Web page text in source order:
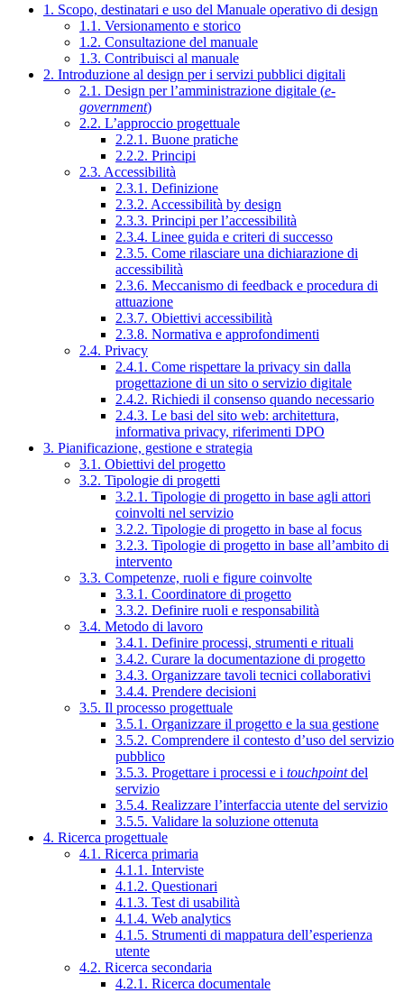
1. Scopo, destinatari e uso del Manuale operativo di design
1.1. Versionamento e storico
1.2. Consultazione del manuale
1.3. Contribuisci al manuale
2. Introduzione al design per i servizi pubblici digitali
2.1. Design per l’amministrazione digitale (e-
government)
2.2. L’approccio progettuale
2.2.1. Buone pratiche
2.2.2. Principi
2.3. Accessibilità
2.3.1. Definizione
2.3.2. Accessibilità by design
2.3.3. Principi per l’accessibilità
2.3.4. Linee guida e criteri di successo
2.3.5. Come rilasciare una dichiarazione di
accessibilità
2.3.6. Meccanismo di feedback e procedura di
attuazione
2.3.7. Obiettivi accessibilità
2.3.8. Normativa e approfondimenti
2.4. Privacy
2.4.1. Come rispettare la privacy sin dalla
progettazione di un sito o servizio digitale
2.4.2. Richiedi il consenso quando necessario
2.4.3. Le basi del sito web: architettura,
informativa privacy, riferimenti DPO
3. Pianificazione, gestione e strategia
3.1. Obiettivi del progetto
3.2. Tipologie di progetti
3.2.1. Tipologie di progetto in base agli attori
coinvolti nel servizio
3.2.2. Tipologie di progetto in base al focus
3.2.3. Tipologie di progetto in base all’ambito di
intervento
3.3. Competenze, ruoli e figure coinvolte
3.3.1. Coordinatore di progetto
3.3.2. Definire ruoli e responsabilità
3.4. Metodo di lavoro
3.4.1. Definire processi, strumenti e rituali
3.4.2. Curare la documentazione di progetto
3.4.3. Organizzare tavoli tecnici collaborativi
3.4.4. Prendere decisioni
3.5. Il processo progettuale
3.5.1. Organizzare il progetto e la sua gestione
3.5.2. Comprendere il contesto d’uso del servizio
pubblico
3.5.3. Progettare i processi e i touchpointdel
servizio
3.5.4. Realizzare l’interfaccia utente del servizio
3.5.5. Validare la soluzione ottenuta
4. Ricerca progettuale
4.1. Ricerca primaria
4.1.1. Interviste
4.1.2. Questionari
4.1.3. Test di usabilità
4.1.4. Web analytics
4.1.5. Strumenti di mappatura dell’esperienza
utente
4.2. Ricerca secondaria
4.2.1. Ricerca documentale